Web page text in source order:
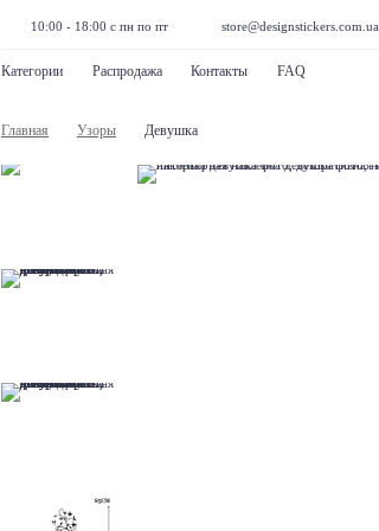
10:00 - 18:00 с пн по пт store@designstickers.com.ua
Категории Распродажа Контакты FAQ
Главная Узоры Девушка